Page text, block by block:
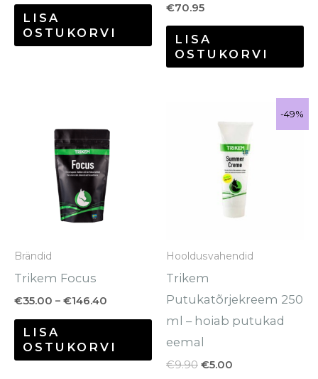
LISA
OSTUKORVI
€70.95
LISA
OSTUKORVI
Brändid
Trikem Focus
€35.00 – €146.40
kuni
€146.40
LISA
OSTUKORVI
teha
tootelehel.
Sale!
-49%
-49%
Hooldusvahendid
Trikem
Putukatõrjekreem 250
ml – hoiab putukad
eemal
€9.90
hind
€9.90.
€5.00
hind
€5.00.